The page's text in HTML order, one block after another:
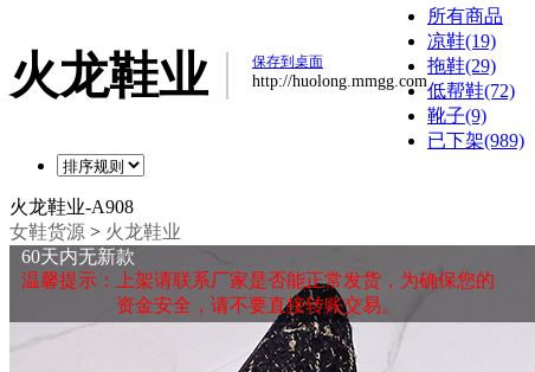
火龙鞋业 保存到桌面
http://huolong.mmgg.com
所有商品
凉鞋(19)
拖鞋(29)
低帮鞋(72)
靴子(9)
已下架(989)
火龙鞋业-A908
女鞋货源 > 火龙鞋业
60天内无新款
温馨提示：上架请联系厂家是否能正常发货，为确保您的
资金安全，请不要直接转账交易。